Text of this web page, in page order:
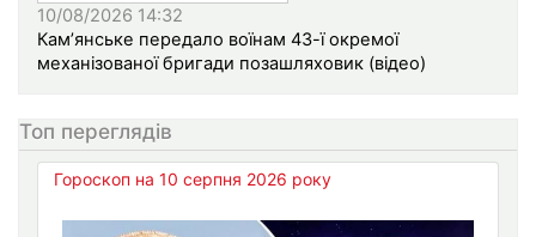
10/08/2026 14:32
Кам’янське передало воїнам 43-ї окремої
механізованої бригади позашляховик (відео)
Топ переглядів
Гороскоп на 10 серпня 2026 року